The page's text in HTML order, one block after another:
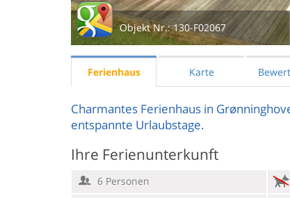
Objekt Nr.:130-F02067
Ferienhaus Karte
Charmantes Ferienhaus in
entspannte Urlaubstage.
Ihre Ferienunterkunft
6 Personen